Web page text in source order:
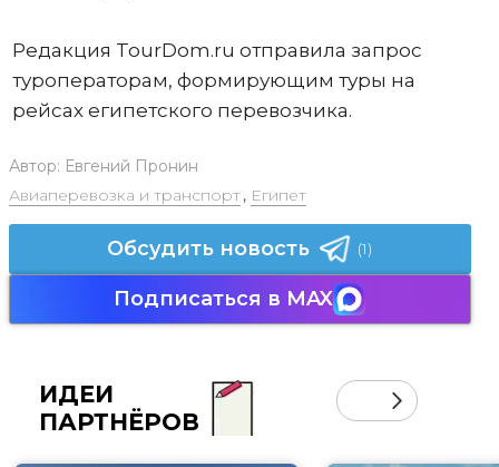
Редакция TourDom.ru отправила запрос
туроператорам, формирующим туры на
рейсах египетского перевозчика.
Автор: Евгений Пронин
Авиаперевозка и транспорт, Египет
Обсудить новость (1)
Подписаться в MAX
ИДЕИ
ПАРТНЁРОВ